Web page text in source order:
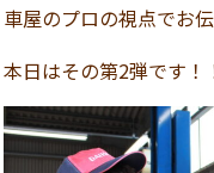
車屋のプロの視点でお
本日はその第2弾です！